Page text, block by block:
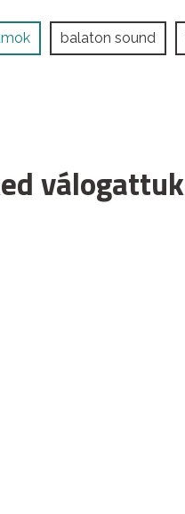
balaton sound
válogattuk